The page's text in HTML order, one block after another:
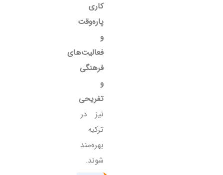
کاری
پاره‌وقت
و
فعالیت‌های
فرهنگی
و
تفریحی
نیز در
ترکیه
بهره‌مند
شوند.